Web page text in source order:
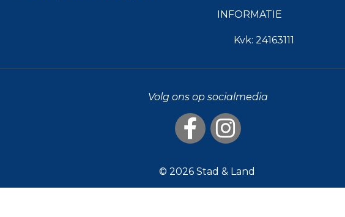
INFORMATIE
Kvk: 24163111
Volg ons op socialmedia
© 2026 Stad & Land